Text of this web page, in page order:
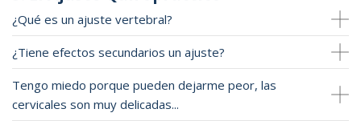
¿Qué es un ajuste vertebral?
¿Tiene efectos secundarios un ajuste?
Tengo miedo porque pueden dejarme peor, las
cervicales son muy delicadas...